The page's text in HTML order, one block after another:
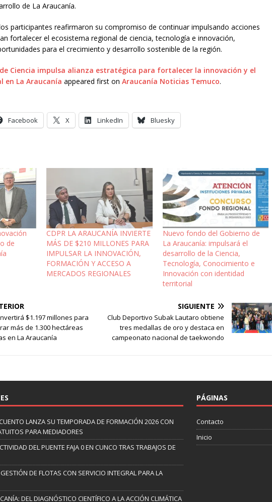
de La Araucanía.
participantes reafirmaron su compromiso de continuar impulsando acciones
fortalecer el ecosistema regional de ciencia, tecnología e innovación,
para el crecimiento y desarrollo sostenible de la región.
Ciencia impulsa alianza estratégica para fortalecer la innovación y el
La Araucanía appeared first on Araucanía Noticias Temuco.
Facebook X LinkedIn Bluesky
de
CDPR LA ARAUCANÍA INVIERTE
MÁS DE $210 MILLONES PARA
IMPULSAR LA INNOVACIÓN,
FORMACIÓN Y ACCESO A
MERCADOS REGIONALES
Nuevo fondo del Gobierno de
La Araucanía: impulsará el
desarrollo de la Ciencia,
Tecnología, Conocimiento e
Innovación con identidad
territorial
$1.197 millones para
más de 1.300 hectáreas
en La Araucanía
SIGUIENTE
Club Deportivo Subak Lautaro obtiene
tres medallas de oro y destaca en
campeonato nacional de taekwondo
LANZA SU TEMPORADA DE FORMACIÓN 2026 CON
PARA MEDIADORES
DEL PUENTE FAJA 0 EN CUNCO TRAS TRABAJOS DE
DE FLOTAS CON SERVICIO INTEGRAL PARA LA
DEL DIAGNÓSTICO CIENTÍFICO A LA ACCIÓN CLIMÁTICA
PÁGINAS
Contacto
Inicio